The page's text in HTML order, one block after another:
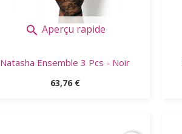
 Aperçu rapide
Natasha Ensemble 3 Pcs - Noir
Prix
63,76 €